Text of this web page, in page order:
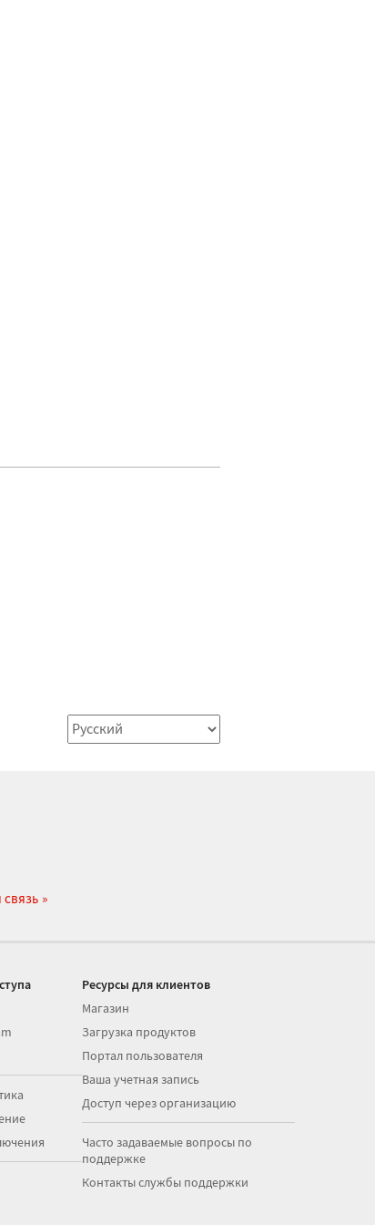
Ресурсы для клиентов
Магазин
Загрузка продуктов
Портал пользователя
Ваша учетная запись
Доступ через организацию
Часто задаваемые вопросы по
поддержке
Контакты службы поддержки